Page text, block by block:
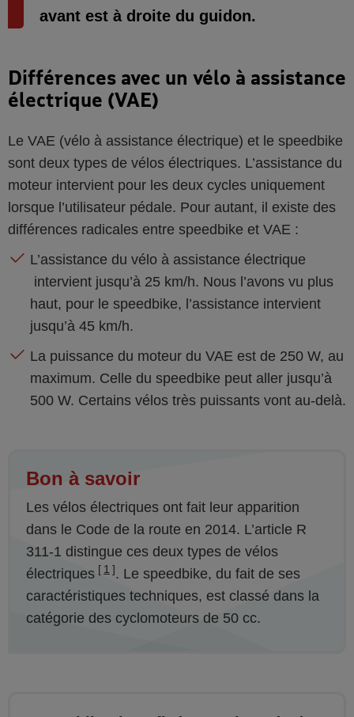
avant est à droite du guidon.
Différences avec un vélo à assistance
électrique (VAE)
Le VAE (vélo à assistance électrique) et le speedbike
sont deux types de vélos électriques. L’assistance du
moteur intervient pour les deux cycles uniquement
lorsque l’utilisateur pédale. Pour autant, il existe des
différences radicales entre speedbike et VAE :
L’assistance du vélo à assistance électrique
intervient jusqu’à 25 km/h. Nous l’avons vu plus
haut, pour le speedbike, l’assistance intervient
jusqu’à 45 km/h.
La puissance du moteur du VAE est de 250 W, au
maximum. Celle du speedbike peut aller jusqu’à
500 W. Certains vélos très puissants vont au-delà.
Bon à savoir
Les vélos électriques ont fait leur apparition
dans le Code de la route en 2014. L’article R
311-1 distingue ces deux types de vélos
électriques
1 . Le speedbike, du fait de ses
caractéristiques techniques, est classé dans la
catégorie des cyclomoteurs de 50 cc.